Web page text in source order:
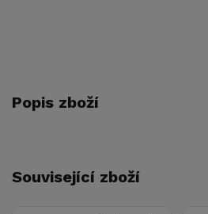
Popis zboží
Související zboží